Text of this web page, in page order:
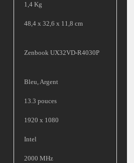
1,4 Kg
48,4 x 32,6 x 11,8 cm
Zenbook UX32VD-R4030P
Bleu, Argent
13.3 pouces
1920 x 1080
Intel
2000 MHz